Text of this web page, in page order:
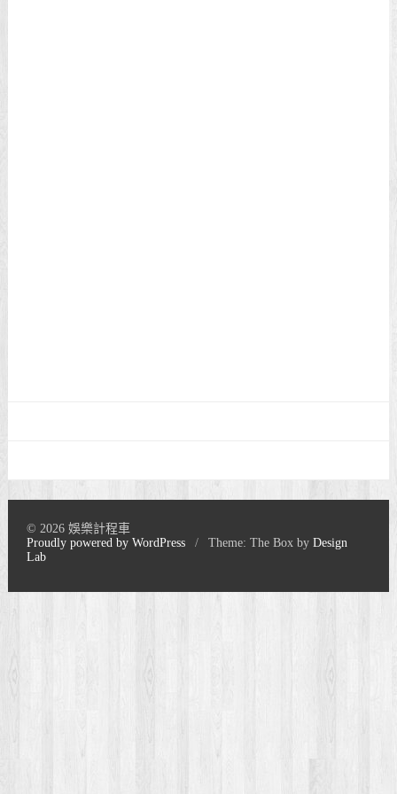
© 2026 娛樂計程車
Proudly powered by WordPress
/ Theme: The Box byDesign
Lab